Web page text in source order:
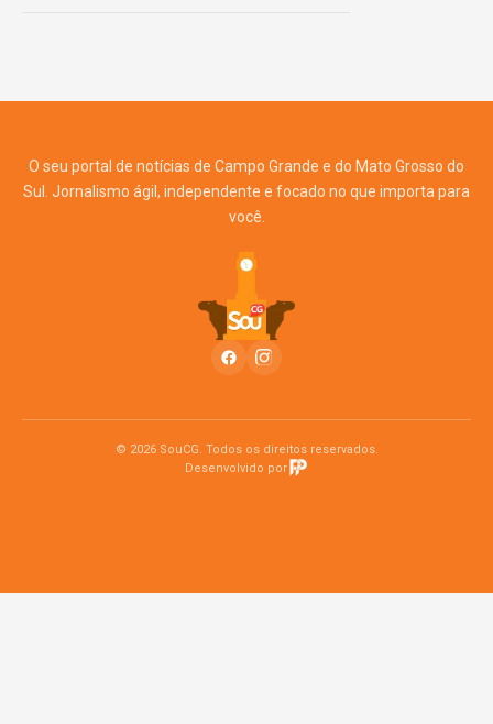
O seu portal de notícias de Campo Grande e do Mato Grosso do
Sul. Jornalismo ágil, independente e focado no que importa para
você.
© 2026 SouCG. Todos os direitos reservados.
Desenvolvido por